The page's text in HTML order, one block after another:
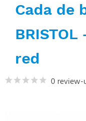
Cada de
red
0 review-